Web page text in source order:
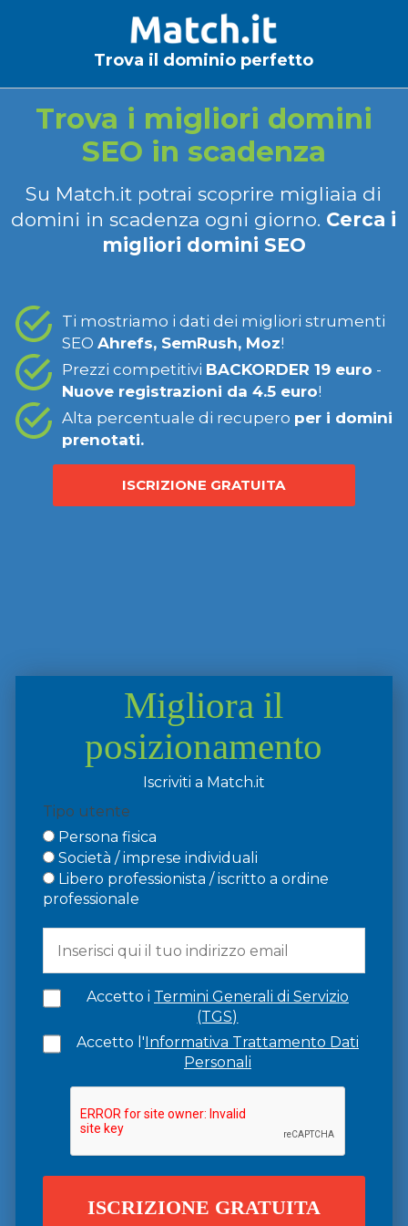
Trova il dominio perfetto
Trova i migliori domini
SEO in scadenza
Su Match.it potrai scoprire migliaia di
domini in scadenza ogni giorno. Cerca i
migliori domini SEO
Ti mostriamo i dati dei migliori strumenti
SEO Ahrefs, SemRush, Moz!
Prezzi competitivi BACKORDER 19 euro -
Nuove registrazioni da 4.5 euro!
Alta percentuale di recupero per i domini
prenotati.
ISCRIZIONE GRATUITA
Migliora il
posizionamento
Iscriviti a Match.it
Tipo utente
Persona fisica
Società / imprese individuali
Libero professionista / iscritto a ordine
professionale
Accetto i Termini Generali di Servizio
(TGS)
Accetto l'Informativa Trattamento Dati
Personali